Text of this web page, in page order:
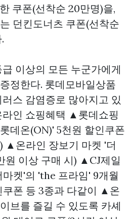
쿠폰(선착순 20만명)을,
던킨도너츠 쿠폰(선착순
이상의 모든 누군가에게
정한다. 롯데모바일상품
스 감염증로 많아지고 있
라인 쇼핑혜택 ▲롯데쇼핑
데온(ON)' 5천원 할인쿠폰
▲온라인 장보기 마켓 '더
원 이상 구매 시) ▲CJ제일
켓'의 'the 프라임' 9개월
쿠폰 등 3종과 다같이 ▲온
브를 즐길 수 있도록 카셰